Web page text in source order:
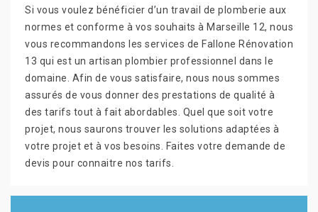
Si vous voulez bénéficier d’un travail de plomberie aux
normes et conforme à vos souhaits à Marseille 12, nous
vous recommandons les services de Fallone Rénovation
13 qui est un artisan plombier professionnel dans le
domaine. Afin de vous satisfaire, nous nous sommes
assurés de vous donner des prestations de qualité à
des tarifs tout à fait abordables. Quel que soit votre
projet, nous saurons trouver les solutions adaptées à
votre projet et à vos besoins. Faites votre demande de
devis pour connaitre nos tarifs.